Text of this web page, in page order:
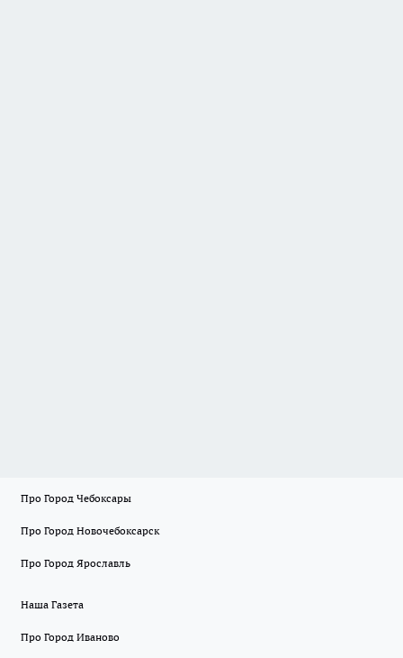
Про Город Чебоксары
Про Город Новочебоксарск
Про Город Ярославль
Наша Газета
Про Город Иваново